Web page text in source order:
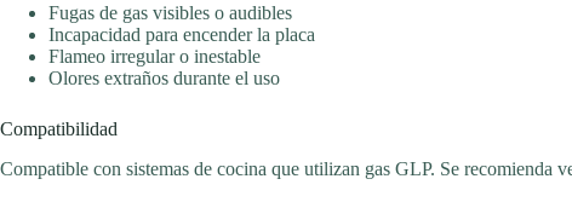
Fugas de gas visibles o audibles
Incapacidad para encender la placa
Flameo irregular o inestable
Olores extraños durante el uso
Compatibilidad
Compatible con sistemas de cocina que utilizan gas GLP. Se recomienda